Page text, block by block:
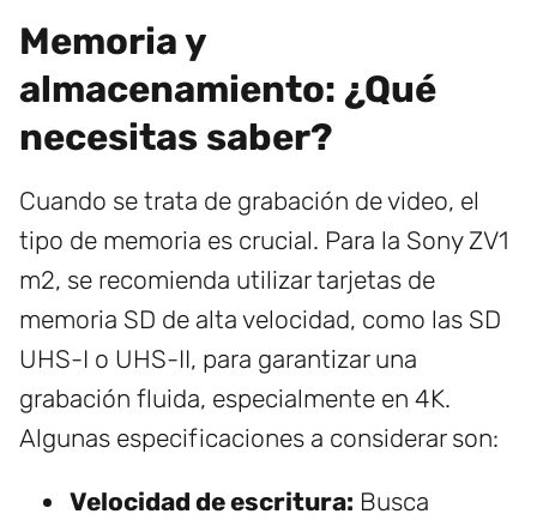
Memoria y
almacenamiento: ¿Qué
necesitas saber?
Cuando se trata de grabación de video, el
tipo de memoria es crucial. Para la Sony ZV1
m2, se recomienda utilizar tarjetas de
memoria SD de alta velocidad, como las SD
UHS-I o UHS-II, para garantizar una
grabación fluida, especialmente en 4K.
Algunas especificaciones a considerar son:
Velocidad de escritura: Busca